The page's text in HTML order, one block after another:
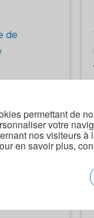
permettant de
votre
nos visiteurs à
en savoir plus,
de
combles